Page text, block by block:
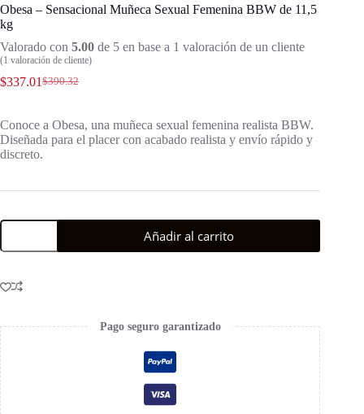
Obesa – Sensacional Muñeca Sexual Femenina BBW de 11,5
kg
Valorado con 5.00 de 5 en base a 1 valoración de un cliente
(1 valoración de cliente)
$390.32
$337.01
Conoce a Obesa, una muñeca sexual femenina realista BBW.
Diseñada para el placer con acabado realista y envío rápido y
discreto.
Añadir al carrito
Pago seguro garantizado